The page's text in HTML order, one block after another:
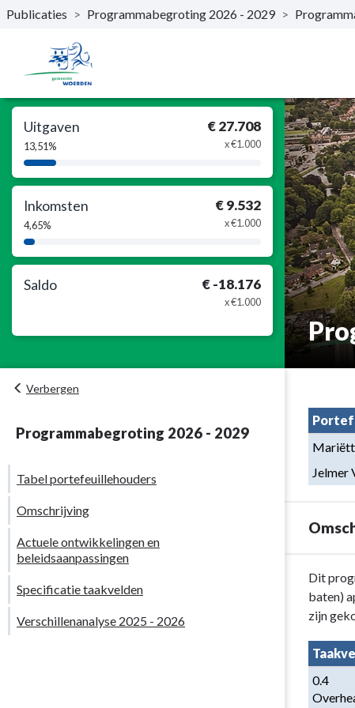
Naar hoofdinhoud
Publicaties > Programmabegroting 2026 - 2029 >
Uitgaven
13,51%
€ 27.708
x €1.000
13,51%
Inkomsten
4,65%
€ 9.532
x €1.000
4,65%
Saldo € -18.176
x €1.000
Verbergen
Programmabegroting 2026 - 2029
Tabel portefeuillehouders
Omschrijving
Actuele ontwikkelingen en
beleidsaanpassingen
Specificatie taakvelden
Verschillenanalyse 2025 - 2026
Jelmer
Terug
navigatie
Programma
Overhead
Dit
baten)
zijn
0.4